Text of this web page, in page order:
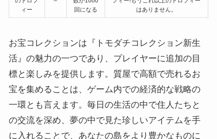
ィー
回になる
はありません。
お宝コレクションは『トモダチコレクション新生
活』の魅力の一つであり、プレイヤーに追加の目
標と楽しみを提供します。質屋で高額で売れるお
宝を集めることは、ゲーム内での経済的な戦略の
一環とも言えます。毎日の生活の中で住人たちと
の交流を深め、夢の中で見た珍しいアイテムを手
に入れることで、あなたの島をより豊かなものに